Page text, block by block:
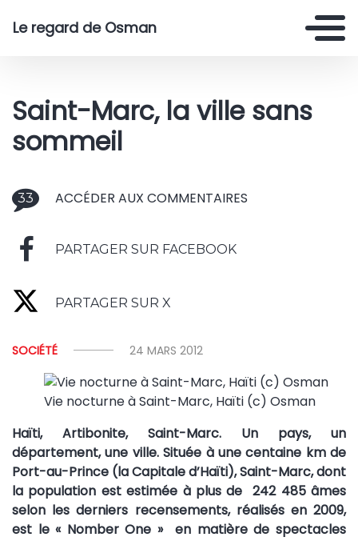
Le regard de Osman
Saint-Marc, la ville sans
sommeil
33 ACCÉDER AUX COMMENTAIRES
PARTAGER SUR FACEBOOK
PARTAGER SUR X
SOCIÉTÉ 24 MARS 2012
Vie nocturne à Saint-Marc, Haïti (c) Osman
Haïti, Artibonite, Saint-Marc. Un pays, un
département, une ville. Située à une centaine km de
Port-au-Prince (la Capitale d’Haïti), Saint-Marc, dont
la population est estimée à plus de 242 485 âmes
selon les derniers recensements, réalisés en 2009,
est le « Nomber One » en matière de spectacles